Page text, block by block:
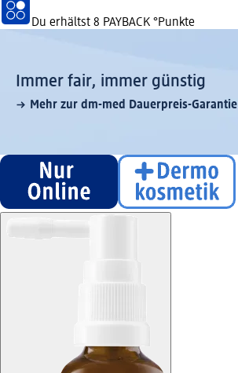
Du erhältst 8 PAYBACK °Punkte
Immer fair,­ immer günstig
Mehr zur dm-med Dauerpreis-Garantie